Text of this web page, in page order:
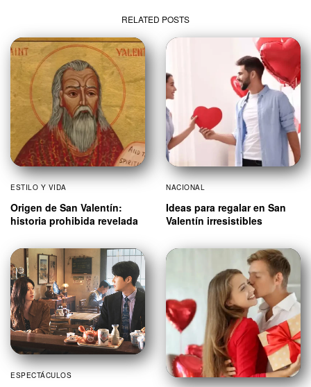
RELATED POSTS
ESTILO Y VIDA
Origen de San Valentín:
historia prohibida revelada
NACIONAL
Ideas para regalar en San
Valentín irresistibles
ESPECTÁCULOS